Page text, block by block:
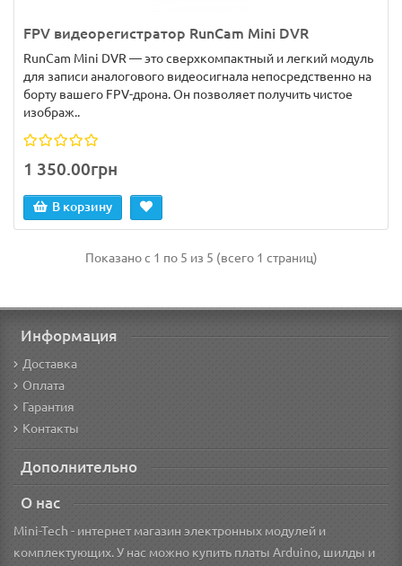
FPV видеорегистратор RunCam Mini DVR
RunCam Mini DVR — это сверхкомпактный и легкий модуль
для записи аналогового видеосигнала непосредственно на
борту вашего FPV-дрона. Он позволяет получить чистое
изображ..
1 350.00грн
В корзину
Показано с 1 по 5 из 5 (всего 1 страниц)
Информация
Доставка
Оплата
Гарантия
Контакты
Дополнительно
О нас
Mini-Tech - интернет магазин электронных модулей и
комплектующих. У нас можно купить платы Arduino, шилды и